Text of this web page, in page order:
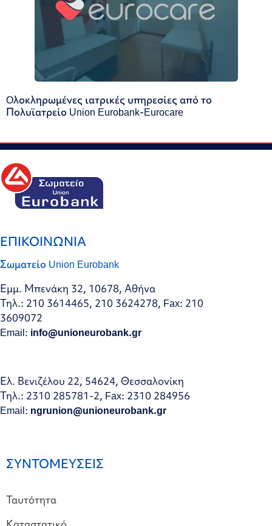
Oλοκληρωμένες ιατρικές υπηρεσίες από το
Πολυϊατρείο Union Eurobank-Eurocare
ΕΠΙΚΟΙΝΩΝΙΑ
Σωματείο Union Eurobank
Εμμ. Μπενάκη 32, 10678, Αθήνα
Τηλ.: 210 3614465, 210 3624278, Fax: 210
3609072
Email: info@unioneurobank.gr
Ελ. Βενιζέλου 22, 54624, Θεσσαλονίκη
Τηλ.: 2310 285781-2, Fax: 2310 284956
Email: ngrunion@unioneurobank.gr
ΣΥΝΤΟΜΕΥΣΕΙΣ
Ταυτότητα